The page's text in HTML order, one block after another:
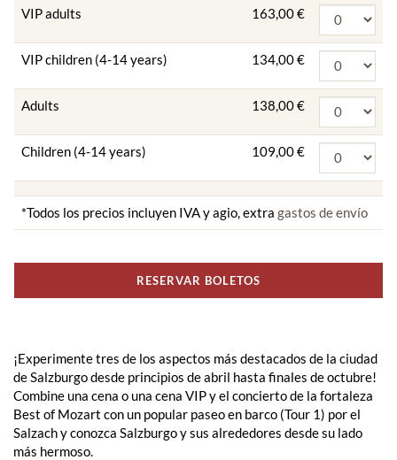
VIP adults 163,00 €
VIP children (4-14 years) 134,00 €
Adults 138,00 €
Children (4-14 years) 109,00 €
*Todos los precios incluyen IVA y agio, extra gastos de envío
RESERVAR BOLETOS
¡Experimente tres de los aspectos más destacados de la ciudad
de Salzburgo desde principios de abril hasta finales de octubre!
Combine una cena o una cena VIP y el concierto de la fortaleza
Best of Mozart con un popular paseo en barco (Tour 1) por el
Salzach y conozca Salzburgo y sus alrededores desde su lado
más hermoso.